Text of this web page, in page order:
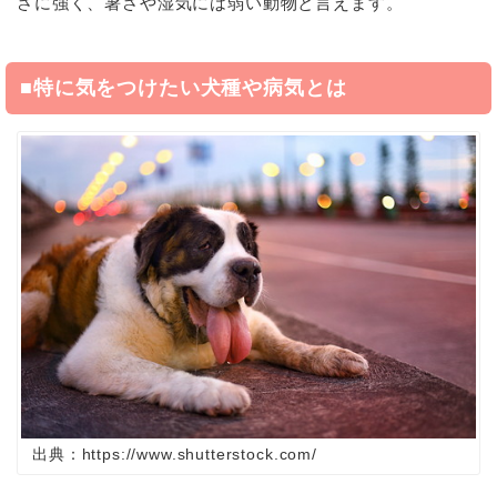
■特に気をつけたい犬種や病気とは
出典：https://www.shutterstock.com/